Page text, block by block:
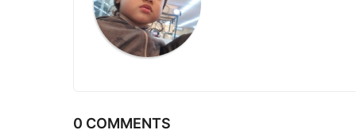
0 COMMENTS